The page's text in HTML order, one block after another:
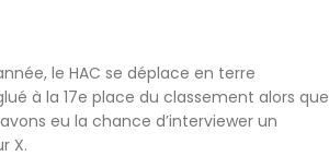
le HAC se déplace en terre
à la 17e place du classement alors que
eu la chance d’interviewer un
X.